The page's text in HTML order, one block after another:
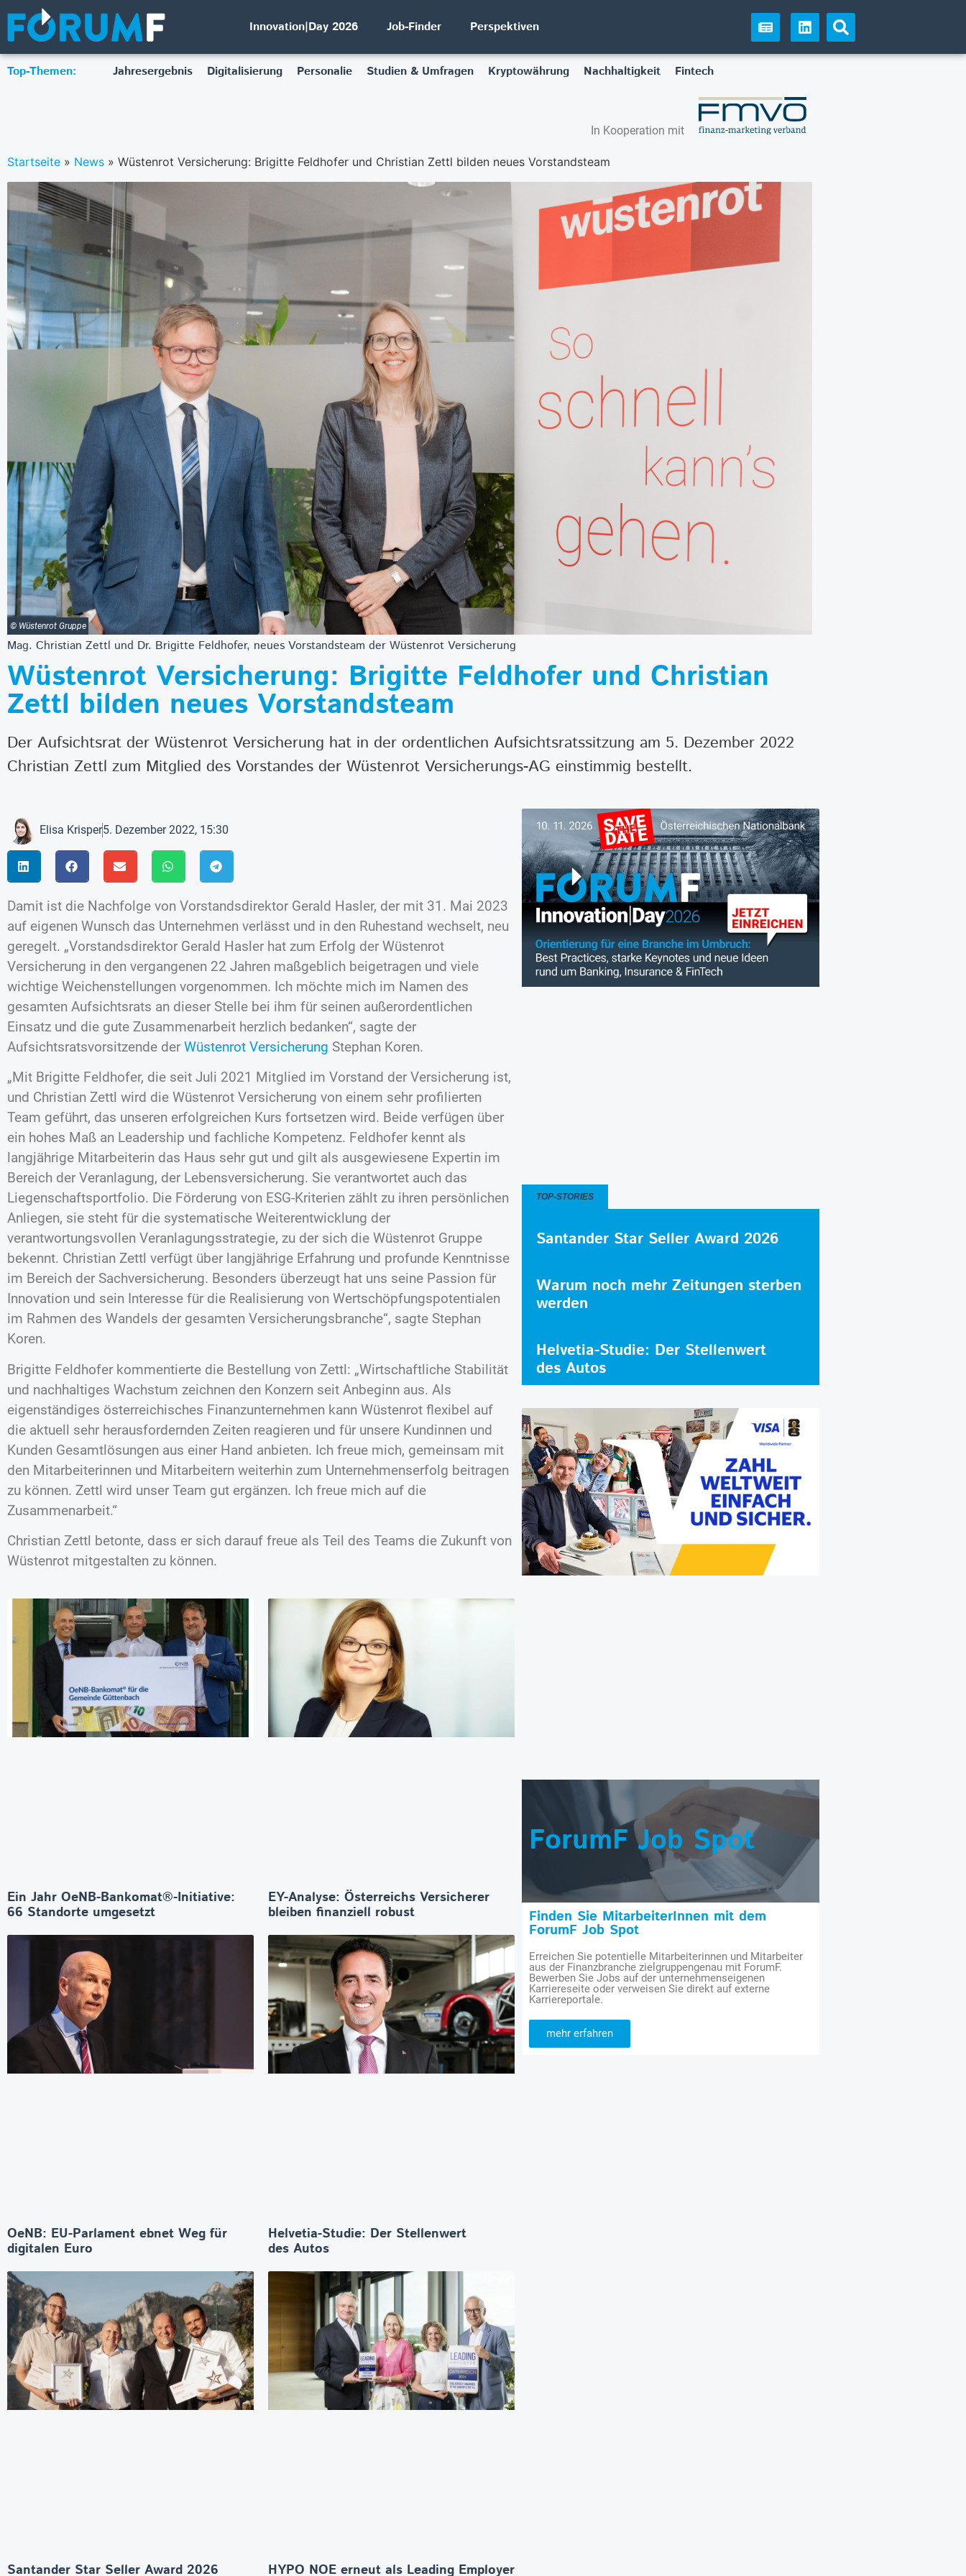
Innovation|Day 2026 Job-Finder Perspektiven
Top-Themen: Jahresergebnis Digitalisierung Personalie Studien & Umfragen Kryptowährung Nachhaltigkeit Fintech
In Kooperation mit
Startseite » News » Wüstenrot Versicherung: Brigitte Feldhofer und Christian Zettl bilden neues Vorstandsteam
© Wüstenrot Gruppe
Mag. Christian Zettl und Dr. Brigitte Feldhofer, neues Vorstandsteam der Wüstenrot Versicherung
Wüstenrot Versicherung: Brigitte Feldhofer und Christian
Zettl bilden neues Vorstandsteam
Der Aufsichtsrat der Wüstenrot Versicherung hat in der ordentlichen Aufsichtsratssitzung am 5. Dezember 2022
Christian Zettl zum Mitglied des Vorstandes der Wüstenrot Versicherungs-AG einstimmig bestellt.
Elisa Krisper5. Dezember 2022, 15:30
Damit ist die Nachfolge von Vorstandsdirektor Gerald Hasler, der mit 31. Mai 2023
auf eigenen Wunsch das Unternehmen verlässt und in den Ruhestand wechselt, neu
geregelt. „Vorstandsdirektor Gerald Hasler hat zum Erfolg der Wüstenrot
Versicherung in den vergangenen 22 Jahren maßgeblich beigetragen und viele
wichtige Weichenstellungen vorgenommen. Ich möchte mich im Namen des
gesamten Aufsichtsrats an dieser Stelle bei ihm für seinen außerordentlichen
Einsatz und die gute Zusammenarbeit herzlich bedanken“, sagte der
Aufsichtsratsvorsitzende der Wüstenrot Versicherung Stephan Koren.
„Mit Brigitte Feldhofer, die seit Juli 2021 Mitglied im Vorstand der Versicherung ist,
und Christian Zettl wird die Wüstenrot Versicherung von einem sehr profilierten
Team geführt, das unseren erfolgreichen Kurs fortsetzen wird. Beide verfügen über
ein hohes Maß an Leadership und fachliche Kompetenz. Feldhofer kennt als
langjährige Mitarbeiterin das Haus sehr gut und gilt als ausgewiesene Expertin im
Bereich der Veranlagung, der Lebensversicherung. Sie verantwortet auch das
Liegenschaftsportfolio. Die Förderung von ESG-Kriterien zählt zu ihren persönlichen
Anliegen, sie steht für die systematische Weiterentwicklung der
verantwortungsvollen Veranlagungsstrategie, zu der sich die Wüstenrot Gruppe
bekennt. Christian Zettl verfügt über langjährige Erfahrung und profunde Kenntnisse
im Bereich der Sachversicherung. Besonders überzeugt hat uns seine Passion für
Innovation und sein Interesse für die Realisierung von Wertschöpfungspotentialen
im Rahmen des Wandels der gesamten Versicherungsbranche“, sagte Stephan
Koren.
Brigitte Feldhofer kommentierte die Bestellung von Zettl: „Wirtschaftliche Stabilität
und nachhaltiges Wachstum zeichnen den Konzern seit Anbeginn aus. Als
eigenständiges österreichisches Finanzunternehmen kann Wüstenrot flexibel auf
die aktuell sehr herausfordernden Zeiten reagieren und für unsere Kundinnen und
Kunden Gesamtlösungen aus einer Hand anbieten. Ich freue mich, gemeinsam mit
den Mitarbeiterinnen und Mitarbeitern weiterhin zum Unternehmenserfolg beitragen
zu können. Zettl wird unser Team gut ergänzen. Ich freue mich auf die
Zusammenarbeit.“
Christian Zettl betonte, dass er sich darauf freue als Teil des Teams die Zukunft von
Wüstenrot mitgestalten zu können.
Ein Jahr OeNB-Bankomat®-Initiative:
66 Standorte umgesetzt
EY-Analyse: Österreichs Versicherer
bleiben finanziell robust
OeNB: EU-Parlament ebnet Weg für
digitalen Euro
Helvetia-Studie: Der Stellenwert
des Autos
Santander Star Seller Award 2026 HYPO NOE erneut als Leading Employer
TOP-STORIES
Santander Star Seller Award 2026
Warum noch mehr Zeitungen sterben
werden
Helvetia-Studie: Der Stellenwert
des Autos
ForumF Job Spot
Finden Sie MitarbeiterInnen mit dem
ForumF Job Spot
Erreichen Sie potentielle Mitarbeiterinnen und Mitarbeiter
aus der Finanzbranche zielgruppengenau mit ForumF.
Bewerben Sie Jobs auf der unternehmenseigenen
Karriereseite oder verweisen Sie direkt auf externe
Karriereportale.
mehr erfahren